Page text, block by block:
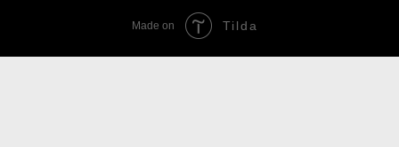
Made on Tilda